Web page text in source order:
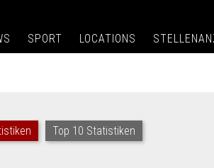
SPORT LOCATIONS
Top 10 Statistiken